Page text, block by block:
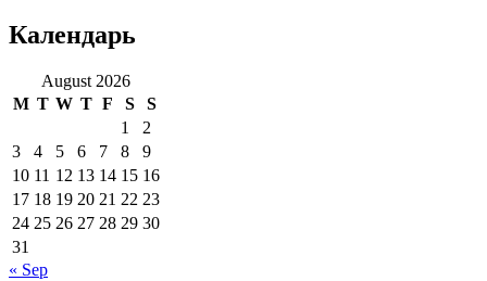
Календарь
August 2026
M T W T F S
S
1
2
3
4 5 6 7 8
9
10 11 12 13 14 15 16
17 18 19 20 21 22 23
24 25 26 27 28 29 30
31
« Sep